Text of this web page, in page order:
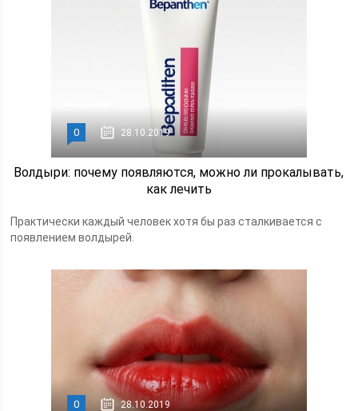
0 28.10.2019
Волдыри: почему появляются, можно ли прокалывать,
как лечить
Практически каждый человек хотя бы раз сталкивается с
появлением волдырей.
0 28.10.2019